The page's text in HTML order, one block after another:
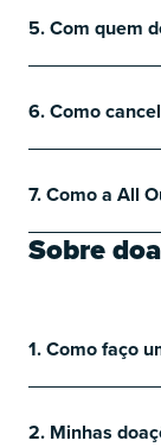
5. Com quem
6. Como
7. Como a All
Sobre
1. Como faço
2. Minhas